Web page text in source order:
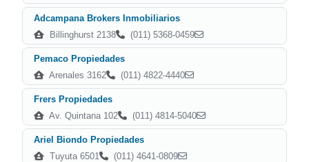
Adcampana Brokers Inmobiliarios
Billinghurst 2138
(011) 5368-0459
Pemaco Propiedades
Arenales 3162
(011) 4822-4440
Frers Propiedades
Av. Quintana 102
(011) 4814-5040
Ariel Biondo Propiedades
Tuyuta 6501
(011) 4641-0809